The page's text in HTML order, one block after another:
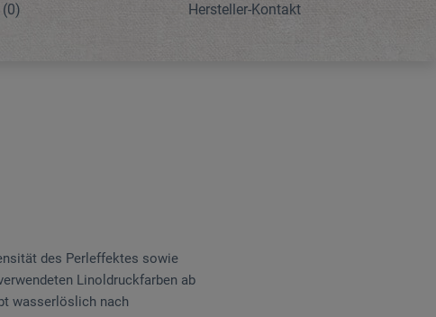
(0) Hersteller-Kontakt
des Perleffektes sowie
Linoldruckfarben ab
wasserlöslich nach